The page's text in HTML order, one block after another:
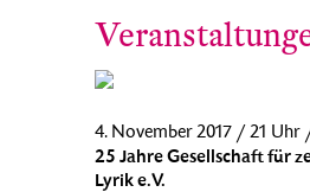
4. November 2017 / 21 Uhr
25 Jahre Gesellschaft für
Lyrik e.V.